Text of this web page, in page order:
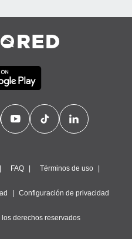
FAQ Términos de uso
Configuración de privacidad
derechos reservados